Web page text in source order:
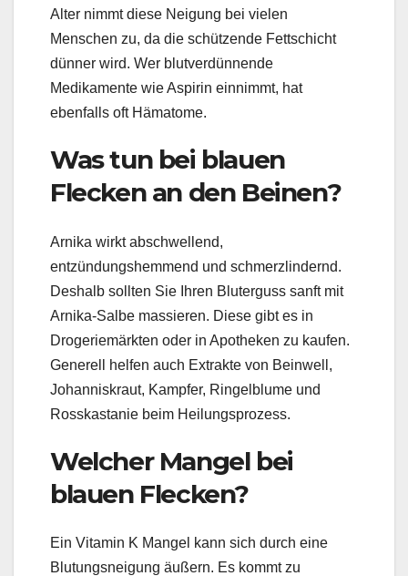
Alter nimmt diese Neigung bei vielen
Menschen zu, da die schützende Fettschicht
dünner wird. Wer blutverdünnende
Medikamente wie Aspirin einnimmt, hat
ebenfalls oft Hämatome.
Was tun bei blauen
Flecken an den Beinen?
Arnika wirkt abschwellend,
entzündungshemmend und schmerzlindernd.
Deshalb sollten Sie Ihren Bluterguss sanft mit
Arnika-Salbe massieren. Diese gibt es in
Drogeriemärkten oder in Apotheken zu kaufen.
Generell helfen auch Extrakte von Beinwell,
Johanniskraut, Kampfer, Ringelblume und
Rosskastanie beim Heilungsprozess.
Welcher Mangel bei
blauen Flecken?
Ein Vitamin K Mangel kann sich durch eine
Blutungsneigung äußern. Es kommt zu